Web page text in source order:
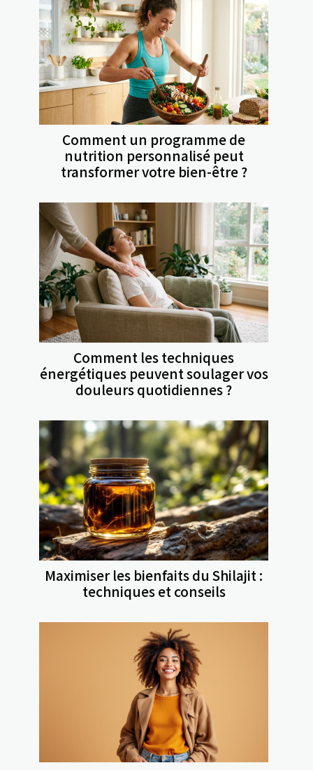
Comment un programme de
nutrition personnalisé peut
transformer votre bien-être ?
Comment les techniques
énergétiques peuvent soulager vos
douleurs quotidiennes ?
Maximiser les bienfaits du Shilajit :
techniques et conseils